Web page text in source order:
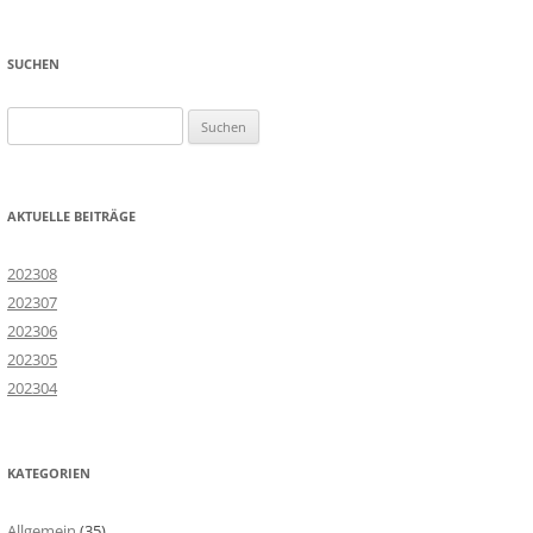
SUCHEN
nach:
AKTUELLE BEITRÄGE
202308
202307
202306
202305
202304
KATEGORIEN